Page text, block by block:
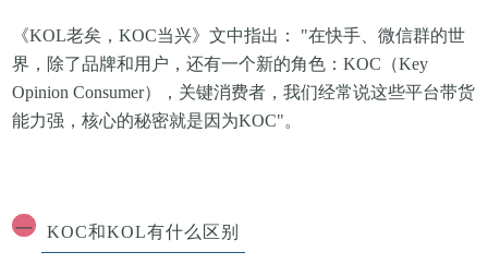
《KOL老矣，KOC当兴》文中指出： "在快手、微信群的世
界，除了品牌和用户，还有一个新的角色：KOC（Key
Opinion Consumer），关键消费者，我们经常说这些平台带货
能力强，核心的秘密就是因为KOC"。
一 KOC和KOL有什么区别